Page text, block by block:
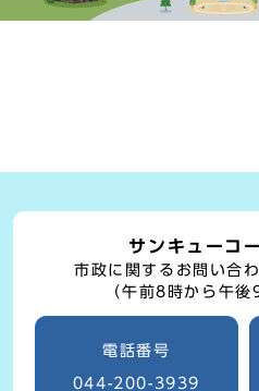
サンキューコ
市政に関するお問い合
（午前8時から午
電話番号
044-200-3939